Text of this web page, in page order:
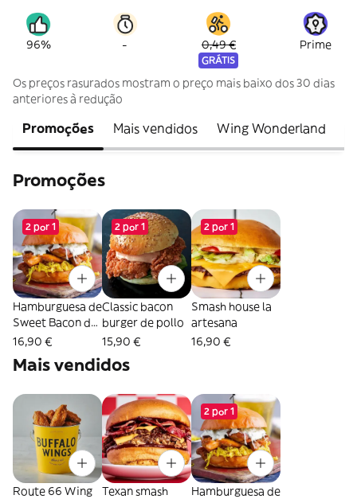
96% - 0,49 €
GRÁTIS
Prime
Os preços rasurados mostram o preço mais baixo dos 30 dias
anteriores à redução
Promoções Mais vendidos Wing Wonderland
Promoções
2 por 1
Hamburguesa de
Sweet Bacon de
pollo
16,90 €
2 por 1
Classic bacon
burger de pollo
15,90 €
2 por 1
Smash house la
artesana
16,90 €
Mais vendidos
Route 66 Wing
Texan smash
2 por 1
Hamburguesa de